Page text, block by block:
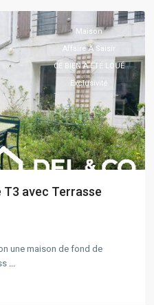
Maison
Affaire À Saisir
CE BIEN A ÉTÉ LOUÉ
Exclusivité
T3 avec Terrasse
une maison de fond de
...